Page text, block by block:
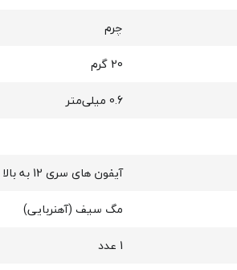
چرم
20 گرم
0.6 میلی‌متر
آیفون های سری 12 به بالا
مگ سیف (آهنربایی)
1 عدد